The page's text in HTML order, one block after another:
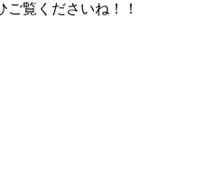
覧くださいね！！